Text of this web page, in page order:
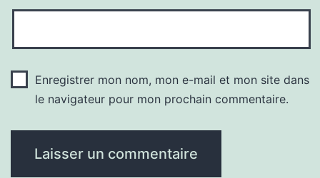
Enregistrer mon nom, mon e-mail et mon site dans
le navigateur pour mon prochain commentaire.